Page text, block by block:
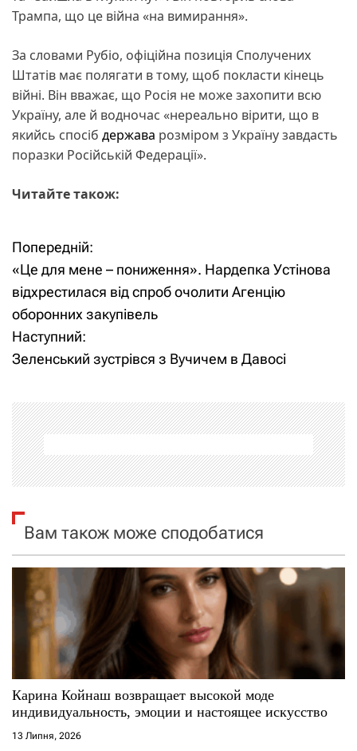
Трампа, що це війна «на вимирання».
За словами Рубіо, офіційна позиція Сполучених
Штатів має полягати в тому, щоб покласти кінець
війні. Він вважає, що Росія не може захопити всю
Україну, але й водночас «нереально вірити, що в
якийсь спосіб держава розміром з Україну завдасть
поразки Російській Федерації».
Читайте також:
Н
а
в
і
а
ц
і
я
з
с
і
Попередній:
«Це для мене – пониження». Нардепка Устінова
відхрестилася від спроб очолити Агенцію
оборонних закупівель
Наступний:
Зеленський зустрівся з Вучичем в Давосі
Вам також може сподобатися
Карина Койнаш возвращает высокой моде
индивидуальность, эмоции и настоящее искусство
13 Липня, 2026